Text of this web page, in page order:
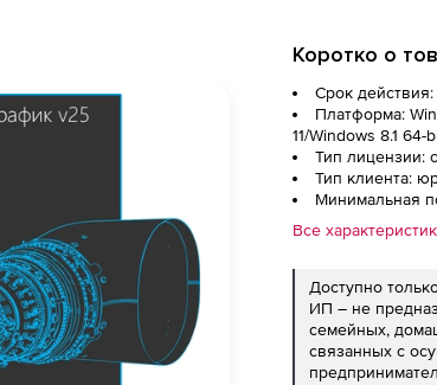
Коротко о
Срок
Платформа:
11/Windows 8.1 64-
Тип лицензии:
Тип клиента:
Минимальная
Все
Доступно
ИП – не
семейных,
связанных с